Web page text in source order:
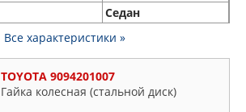
Седан
Все характеристики »
TOYOTA 9094201007
Гайка колесная (стальной диск)